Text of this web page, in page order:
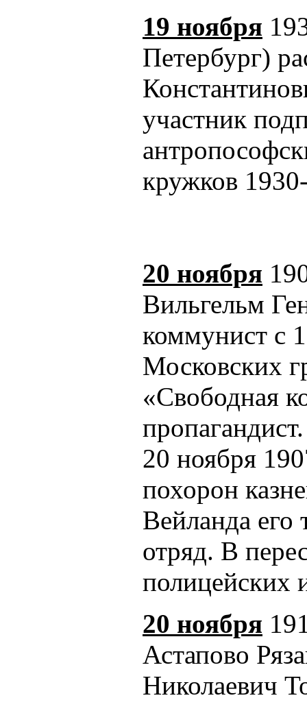
19 ноября
Петербург)
участник
кружков
20 ноября
Вильгельм
коммунист с
Московских
«Свободная
пропагандист.
20 ноября
похорон
Вейланда его
отряд. В
полицейских
20 ноября
Астапово
Николаевич